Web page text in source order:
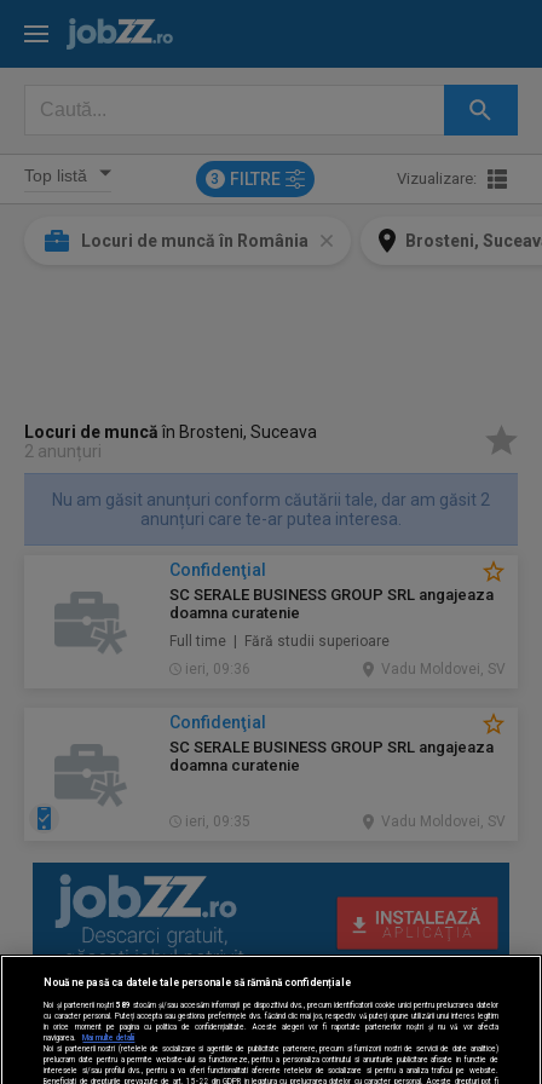
3 FILTRE Vizualizare:
Locuri de muncă în România Brosteni,
Locuri de muncăîn Brosteni, Suceava
2 anunțuri
Nu am găsit anunțuri conform căutării tale, dar am găsit 2
anunțuri care te-ar putea interesa.
Confidenţial
SC SERALE BUSINESS GROUP SRL angajeaza
doamna curatenie
Full time | Fără studii superioare
ieri, 09:36
Vadu Moldovei, SV
Confidenţial
SC SERALE BUSINESS GROUP SRL angajeaza
doamna curatenie
ieri, 09:35 Vadu Moldovei, SV
Nouă ne pasă ca datele tale personale să rămână confidențiale
Noi și partenerii noștri 589 stocăm și/sau accesăm informații pe dispozitivul dvs., precum identificatorii cookie unici pentru prelucrarea datelor
cu caracter personal. Puteți accepta sau gestiona preferințele dvs. făcând clic mai jos, respectiv vă puteți opune utilizării unui interes legitim
în orice moment pe pagina cu politica de confidențialitate. Aceste alegeri vor fi raportate partenerilor noștri și nu vă vor afecta
navigarea.
Mai multe detalii
Noi si partenerii nostri (retelele de socializare si agentiile de publicitate partenere, precum si furnizorii nostri de servicii de date analitice)
prelucram date pentru a permite website-ului sa functioneze, pentru a personaliza continutul si anunturile publicitare afisate in functie de
interesele si/sau profilul dvs., pentru a va oferi functionalitati aferente retelelor de socializare si pentru a analiza traficul pe website.
Beneficiati de drepturile prevazute de art. 15-22 din GDPR in legatura cu prelucrarea datelor cu caracter personal. Aceste drepturi pot fi